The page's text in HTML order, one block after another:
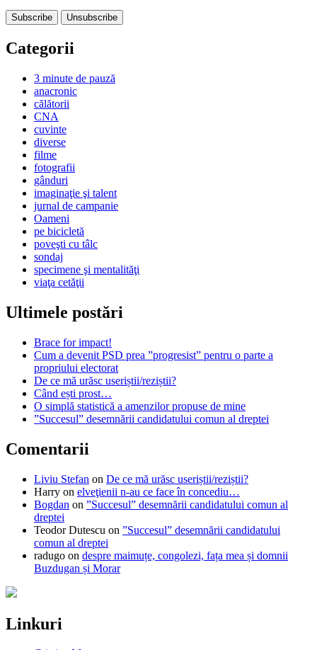
Categorii
3 minute de pauză
anacronic
călătorii
CNA
cuvinte
diverse
filme
fotografii
gânduri
imaginaţie şi talent
jurnal de campanie
Oameni
pe bicicletă
poveşti cu tâlc
sondaj
specimene şi mentalităţi
viaţa cetăţii
Ultimele postări
Brace for impact!
Cum a devenit PSD prea ”progresist” pentru o parte a
propriului electorat
De ce mă urăsc useriștii/reziștii?
Când ești prost…
O simplă statistică a amenzilor propuse de mine
”Succesul” desemnării candidatului comun al dreptei
Comentarii
Liviu Stefan on De ce mă urăsc useriștii/reziștii?
Harry on elveţienii n-au ce face în concediu…
Bogdan on ”Succesul” desemnării candidatului comun al
dreptei
Teodor Dutescu on ”Succesul” desemnării candidatului
comun al dreptei
radugo on despre maimuțe, congolezi, fața mea și domnii
Buzdugan și Morar
Linkuri